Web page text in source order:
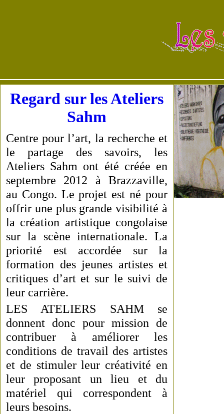
Regard sur les Ateliers
Sahm
Centre pour l’art, la recherche et
le partage des savoirs, les
Ateliers Sahm ont été créée en
septembre 2012 à Brazzaville,
au Congo. Le projet est né pour
offrir une plus grande visibilité à
la création artistique congolaise
sur la scène internationale. La
priorité est accordée sur la
formation des jeunes artistes et
critiques d’art et sur le suivi de
leur carrière.
LES ATELIERS SAHM se
donnent donc pour mission de
contribuer à améliorer les
conditions de travail des artistes
et de stimuler leur créativité en
leur proposant un lieu et du
matériel qui correspondent à
leurs besoins.